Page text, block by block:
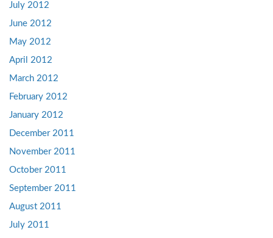
July 2012
June 2012
May 2012
April 2012
March 2012
February 2012
January 2012
December 2011
November 2011
October 2011
September 2011
August 2011
July 2011